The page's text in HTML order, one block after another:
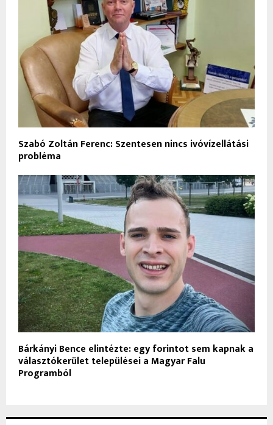
Szabó Zoltán Ferenc: Szentesen nincs ivóvízellátási
probléma
Bárkányi Bence elintézte: egy forintot sem kapnak a
választókerület települései a Magyar Falu
Programból